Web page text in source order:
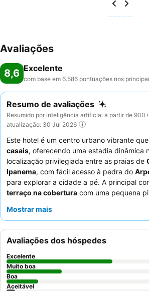
Avaliações
8,6 Excelente
com base em 6.586 pontuações nos
Resumo de avaliações
Resumido por inteligência artificial a partir de
atualização: 30 Jul 2026
Este hotel é um centro urbano vibrante
casais, oferecendo uma estadia dinâmica
localização privilegiada entre as praias de
Ipanema, com fácil acesso à pedra do
para explorar a cidade a pé. A principal
terraço na cobertura com uma pequena
consistentemente a
experiência aprimorada, considere solicitar
andar superior para vistas excelentes.
Mostrar mais
Avaliações dos hóspedes
Excelente
Muito boa
Boa
Aceitável